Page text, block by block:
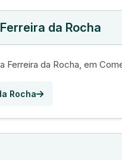
da Rocha
Ferreira da Rocha, em
Rocha